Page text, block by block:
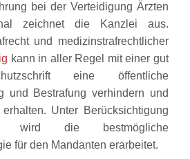
bei der Verteidigung Ärzten
zeichnet die Kanzlei aus.
und medizinstrafrechtlicher
kann in aller Regel mit einer gut
eine öffentliche
und Bestrafung verhindern und
Unter Berücksichtigung
wird die bestmögliche
für den Mandanten erarbeitet.